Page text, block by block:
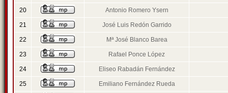
20 Antonio Romero Ysern
21 José Luis Redón Garrido
22 Mª José Blanco Barea
23 Rafael Ponce López
24 Eliseo Rabadán Fernández
25 Emiliano Fernández Rueda